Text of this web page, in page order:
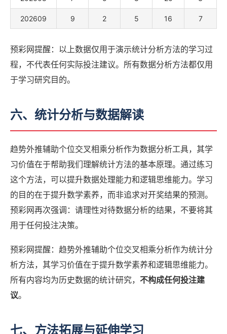
202609 9 2 5 16 7
预彩网提醒：以上数据仅用于演示统计分析方法的学习过
程，不代表任何实际投注建议。所有数据分析方法都仅用
于学习研究目的。
六、统计分析与数据解读
趋势外推辅助个位交叉相乘分析作为数据分析工具，其学
习价值在于帮助我们理解统计方法的基本原理。通过练习
这个方法，可以提升数据处理能力和逻辑思维能力。学习
的目的在于提升数学素养，而非追求对开奖结果的预测。
预彩网再次强调：请理性对待数据分析的结果，不要将其
用于任何投注决策。
预彩网提醒：趋势外推辅助个位交叉相乘分析作为统计分
析方法，其学习价值在于提升数学素养和逻辑思维能力。
所有内容均为历史数据的统计研究， 不构成任何投注建
议。
七、方法拓展与延伸学习